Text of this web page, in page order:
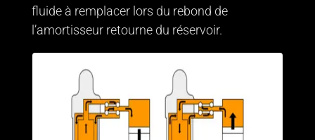
fluide à remplacer lors du rebond de
l’amortisseur retourne du réservoir.